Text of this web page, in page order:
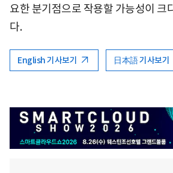
요한 분기점으로 작용할 가능성이 크
다.
English 기사보기 日本語 기사보기